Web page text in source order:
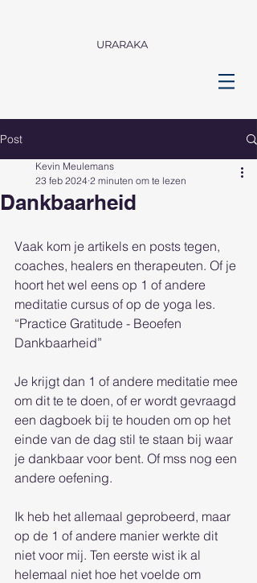
URARAKA
Post
Dankbaarheid
Kevin Meulemans
23 feb 2024 2 minuten om te lezen
Vaak kom je artikels en posts tegen,
coaches, healers en therapeuten. Of je
hoort het wel eens op 1 of andere
meditatie cursus of op de yoga les.
“Practice Gratitude - Beoefen
Dankbaarheid”
Je krijgt dan 1 of andere meditatie mee
om dit te te doen, of er wordt gevraagd
een dagboek bij te houden om op het
einde van de dag stil te staan bij waar
je dankbaar voor bent. Of mss nog een
andere oefening.
Ik heb het allemaal geprobeerd, maar
op de 1 of andere manier werkte dit
niet voor mij. Ten eerste wist ik al
helemaal niet hoe het voelde om